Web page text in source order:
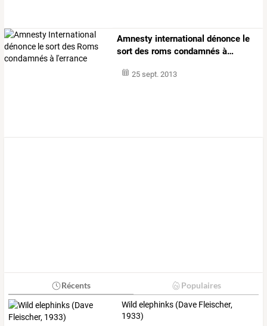
Amnesty international dénonce le
sort des roms condamnés à…
25 sept. 2013
Récents Populaires
Wild elephinks (Dave Fleischer,
1933)